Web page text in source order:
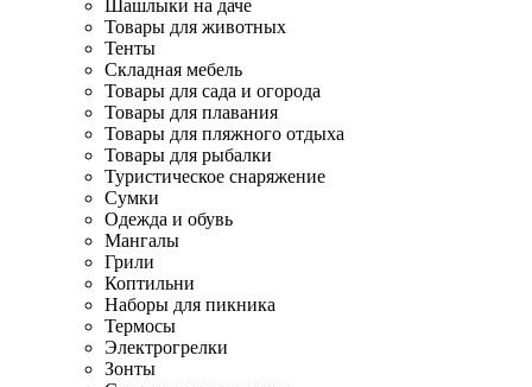
Шашлыки на даче
Товары для животных
Тенты
Складная мебель
Товары для сада и огорода
Товары для плавания
Товары для пляжного отдыха
Товары для рыбалки
Туристическое снаряжение
Сумки
Одежда и обувь
Мангалы
Грили
Коптильни
Наборы для пикника
Термосы
Электрогрелки
Зонты